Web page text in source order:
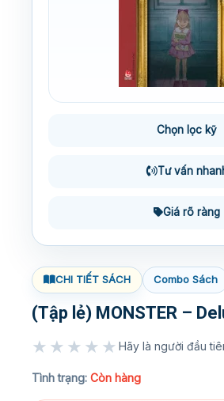
Chọn lọc kỹ
Tư vấn
Giá rõ ràng
CHI TIẾT SÁCH Combo Sách
(Tập lẻ) MONSTER –
★★★★★ Hãy là người đầu
Tình trạng: Còn hàng